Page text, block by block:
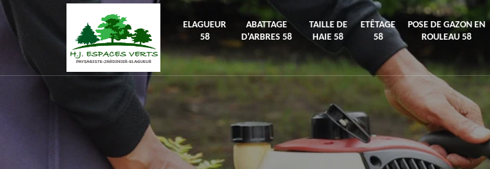
ELAGUEUR
58
ABATTAGE
D'ARBRES 58
TAILLE DE
HAIE 58
ETÊTAGE
58
POSE DE GAZON EN
ROULEAU 58